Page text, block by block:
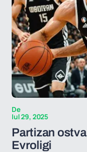
De
Iul 29, 2025
Partizan
Evroligi